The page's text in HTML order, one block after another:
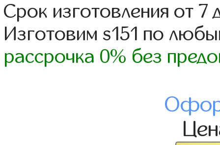
Срок изготовления от 7
Изготовим s151 по
рассрочка 0% без